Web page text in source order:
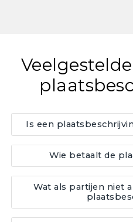
Veelgestelde
Is een
Wie betaalt de
Wat als partijen niet